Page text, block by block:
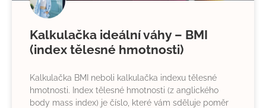
Kalkulačka ideální váhy – BMI
(index tělesné hmotnosti)
Kalkulačka BMI neboli kalkulačka indexu tělesné
hmotnosti. Index tělesné hmotnosti (z anglického
body mass index) je číslo, které vám sděluje poměr